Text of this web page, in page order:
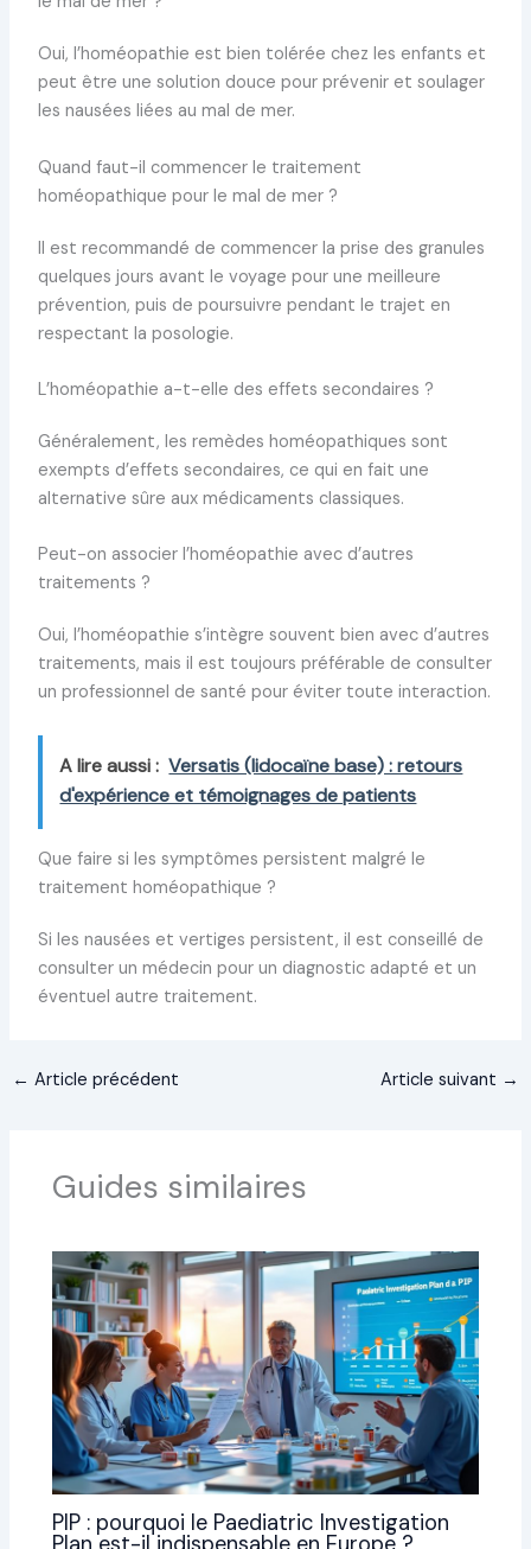
Oui, l’homéopathie est bien tolérée chez les enfants et
peut être une solution douce pour prévenir et soulager
les nausées liées au mal de mer.
Quand faut-il commencer le traitement
homéopathique pour le mal de mer ?
Il est recommandé de commencer la prise des granules
quelques jours avant le voyage pour une meilleure
prévention, puis de poursuivre pendant le trajet en
respectant la posologie.
L’homéopathie a-t-elle des effets secondaires ?
Généralement, les remèdes homéopathiques sont
exempts d’effets secondaires, ce qui en fait une
alternative sûre aux médicaments classiques.
Peut-on associer l’homéopathie avec d’autres
traitements ?
Oui, l’homéopathie s’intègre souvent bien avec d’autres
traitements, mais il est toujours préférable de consulter
un professionnel de santé pour éviter toute interaction.
A lire aussi : Versatis (lidocaïne base) : retours
d'expérience et témoignages de patients
Que faire si les symptômes persistent malgré le
traitement homéopathique ?
Si les nausées et vertiges persistent, il est conseillé de
consulter un médecin pour un diagnostic adapté et un
éventuel autre traitement.
← Article précédent Article suivant →
Guides similaires
PIP : pourquoi le Paediatric Investigation